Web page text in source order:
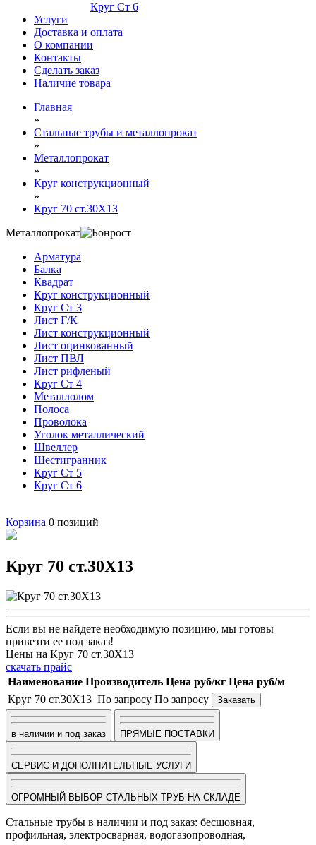
Круг Ст 6
Услуги
Доставка и оплата
О компании
Контакты
Сделать заказ
Наличие товара
Главная
»
Стальные трубы и металлопрокат
»
Металлопрокат
»
Круг конструкционный
»
Круг 70 ст.30Х13
Металлопрокат
Арматура
Балка
Квадрат
Круг конструкционный
Круг Ст 3
Лист Г/К
Лист конструкционный
Лист оцинкованный
Лист ПВЛ
Лист рифленый
Круг Ст 4
Металлолом
Полоса
Проволока
Уголок металлический
Швеллер
Шестигранник
Круг Ст 5
Круг Ст 6
Корзина 0 позиций
Круг 70 ст.30Х13
Если вы не найдете необходимую позицию, мы готовы
привезти ее под заказ!
Цены на Круг 70 ст.30Х13
скачать прайс
Наименование Производитель Цена руб/кг Цена руб/м
Круг 70 ст.30Х13 По запросу По запросу Заказать
в наличии и под заказ ПРЯМЫЕ ПОСТАВКИ
СЕРВИС И ДОПОЛНИТЕЛЬНЫЕ УСЛУГИ
ОГРОМНЫЙ ВЫБОР СТАЛЬНЫХ ТРУБ НА СКЛАДЕ
Стальные трубы в наличии и под заказ: бесшовная,
профильная, электросварная, водогазопроводная,